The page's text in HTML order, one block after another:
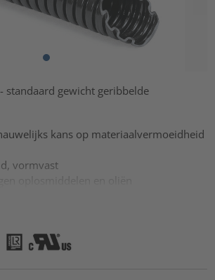
standaard gewicht geribbelde
kans op materiaalvermoeidheid
vormvast